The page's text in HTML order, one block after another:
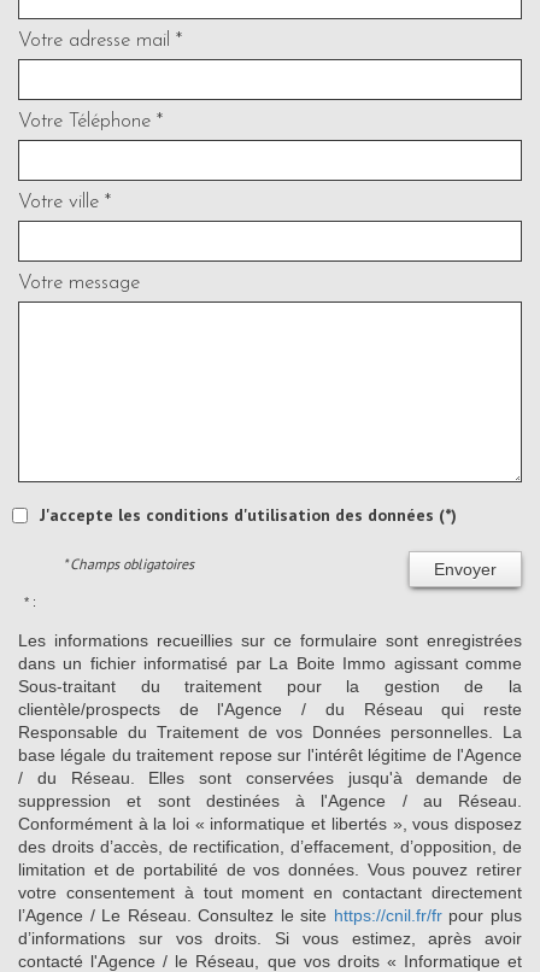
Votre adresse mail *
Votre Téléphone *
Votre ville *
Votre message
J'accepte les conditions d'utilisation des données (*)
Envoyer
* Champs obligatoires
* :
Les informations recueillies sur ce formulaire sont enregistrées
dans un fichier informatisé par La Boite Immo agissant comme
Sous-traitant du traitement pour la gestion de la
clientèle/prospects de l'Agence / du Réseau qui reste
Responsable du Traitement de vos Données personnelles. La
base légale du traitement repose sur l'intérêt légitime de l'Agence
/ du Réseau. Elles sont conservées jusqu'à demande de
suppression et sont destinées à l'Agence / au Réseau.
Conformément à la loi « informatique et libertés », vous disposez
des droits d’accès, de rectification, d’effacement, d’opposition, de
limitation et de portabilité de vos données. Vous pouvez retirer
votre consentement à tout moment en contactant directement
l’Agence / Le Réseau. Consultez le site https://cnil.fr/frpour plus
d’informations sur vos droits. Si vous estimez, après avoir
contacté l'Agence / le Réseau, que vos droits « Informatique et